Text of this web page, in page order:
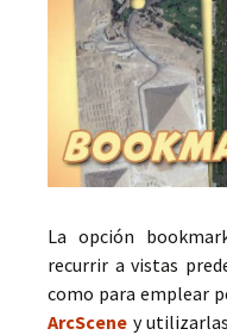
La opción
recurrir a vistas
como para emplear
ArcScene y